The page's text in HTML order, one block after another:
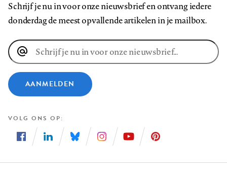
Schrijf je nu in voor onze nieuwsbrief en ontvang iedere
donderdag de meest opvallende artikelen in je mailbox.
E-
mailadres
AANMELDEN
VOLG ONS OP
ons
ons
ons
ons
ons
ons